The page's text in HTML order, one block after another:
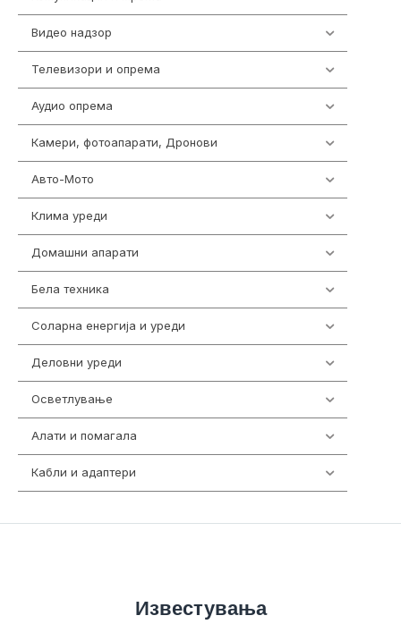
Видео надзор
Телевизори и опрема
Аудио опрема
Камери, фотоапарати, Дронови
Авто-Мото
Клима уреди
Домашни апарати
Бела техника
Соларна енергија и уреди
Деловни уреди
Осветлување
Алати и помагала
Кабли и адаптери
Известувања